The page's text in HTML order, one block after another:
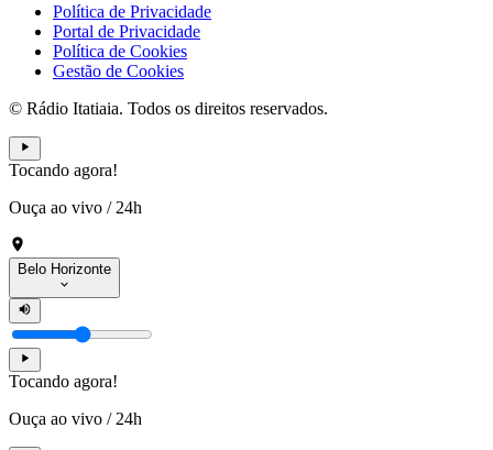
Política de Privacidade
Portal de Privacidade
Política de Cookies
Gestão de Cookies
© Rádio Itatiaia. Todos os direitos reservados.
Tocando agora!
Ouça ao vivo / 24h
Belo Horizonte
Tocando agora!
Ouça ao vivo / 24h